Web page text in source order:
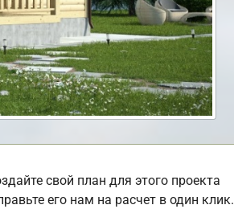
свой план для этого проекта
его нам на расчет в один клик.